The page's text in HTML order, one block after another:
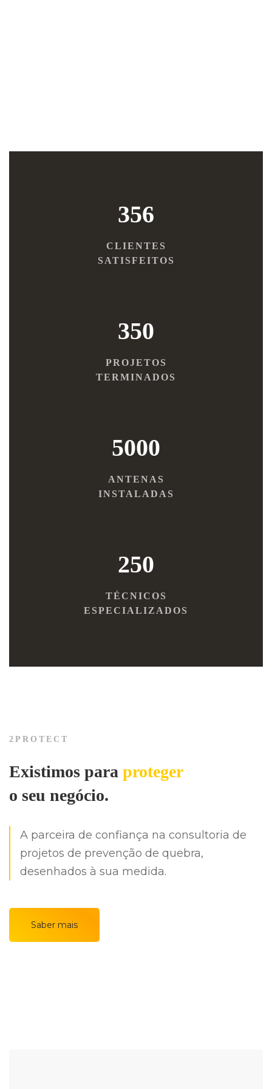
356
CLIENTES
SATISFEITOS
350
PROJETOS
TERMINADOS
5000
ANTENAS
INSTALADAS
250
TÉCNICOS
ESPECIALIZADOS
2PROTECT
Existimos para proteger
o seu negócio.
A parceira de confiança na consultoria de
projetos de prevenção de quebra,
desenhados à sua medida.
Saber mais